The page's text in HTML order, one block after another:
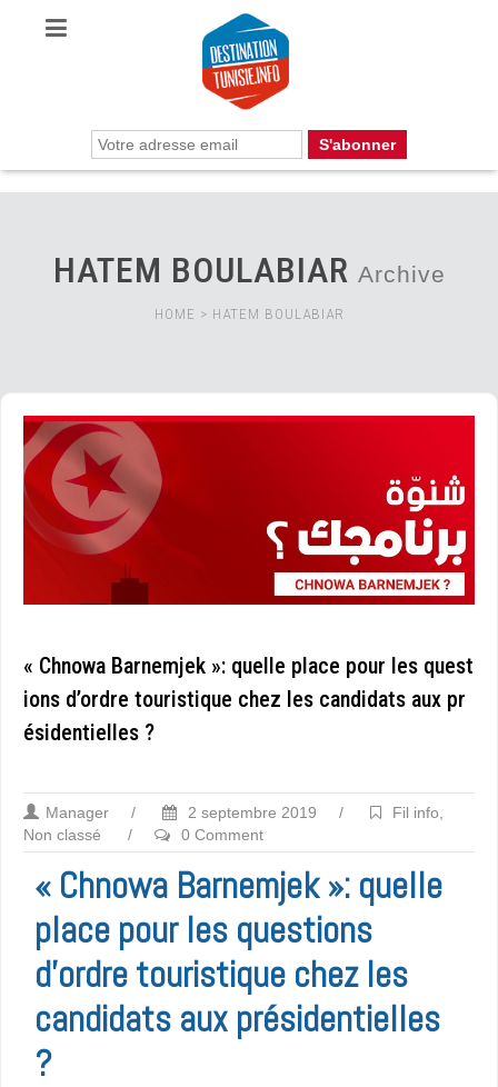
HATEM BOULABIAR Archive
HOME > HATEM BOULABIAR
« Chnowa Barnemjek »: quelle place pour les quest
ions d’ordre touristique chez les candidats aux pr
ésidentielles ?
Manager / 2 septembre 2019 / Fil info
Non classé
/ 0 Comment
« Chnowa Barnemjek »: quelle
place pour les questions
d’ordre touristique chez les
candidats aux présidentielles
?